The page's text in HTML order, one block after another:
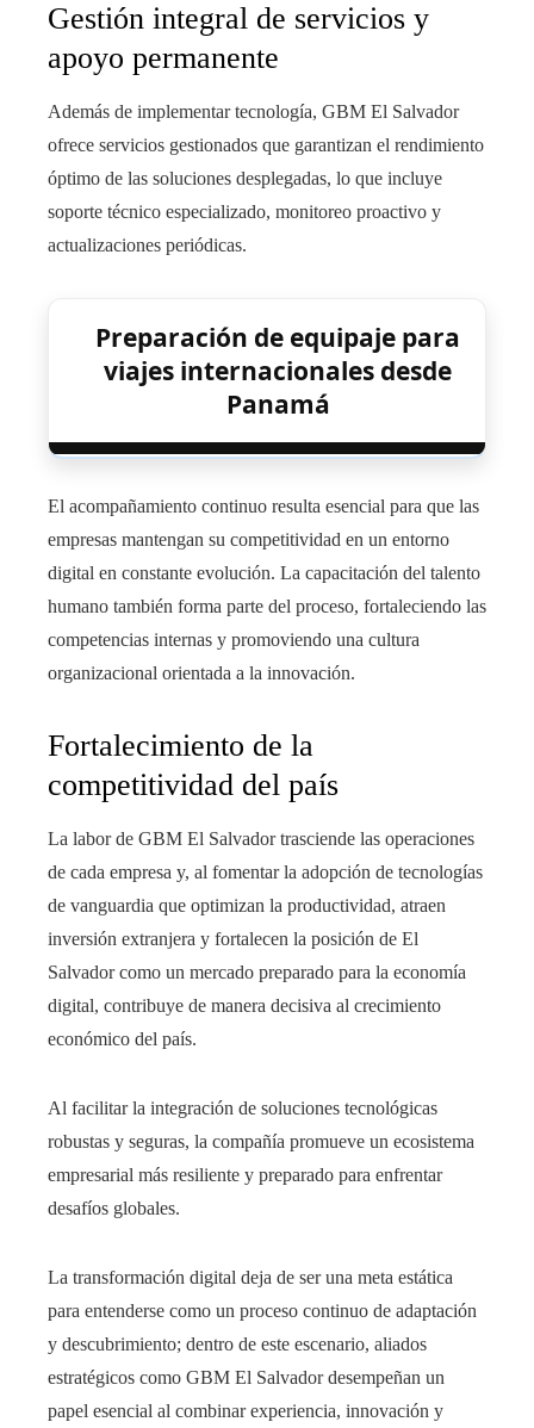
Gestión integral de servicios y
apoyo permanente
Además de implementar tecnología, GBM El Salvador
ofrece servicios gestionados que garantizan el rendimiento
óptimo de las soluciones desplegadas, lo que incluye
soporte técnico especializado, monitoreo proactivo y
actualizaciones periódicas.
Preparación de equipaje para
viajes internacionales desde
Panamá
El acompañamiento continuo resulta esencial para que las
empresas mantengan su competitividad en un entorno
digital en constante evolución. La capacitación del talento
humano también forma parte del proceso, fortaleciendo las
competencias internas y promoviendo una cultura
organizacional orientada a la innovación.
Fortalecimiento de la
competitividad del país
La labor de GBM El Salvador trasciende las operaciones
de cada empresa y, al fomentar la adopción de tecnologías
de vanguardia que optimizan la productividad, atraen
inversión extranjera y fortalecen la posición de El
Salvador como un mercado preparado para la economía
digital, contribuye de manera decisiva al crecimiento
económico del país.
Al facilitar la integración de soluciones tecnológicas
robustas y seguras, la compañía promueve un ecosistema
empresarial más resiliente y preparado para enfrentar
desafíos globales.
La transformación digital deja de ser una meta estática
para entenderse como un proceso continuo de adaptación
y descubrimiento; dentro de este escenario, aliados
estratégicos como GBM El Salvador desempeñan un
papel esencial al combinar experiencia, innovación y